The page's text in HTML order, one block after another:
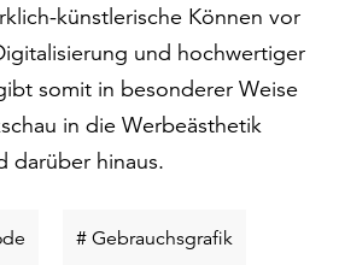
künstlerische Können vor
und hochwertiger
somit in besonderer Weise
in die Werbeästhetik
darüber hinaus.
Schlüsselwort
# Gebrauchsgrafik